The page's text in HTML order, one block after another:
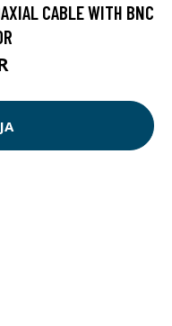
CABLE WITH BNC